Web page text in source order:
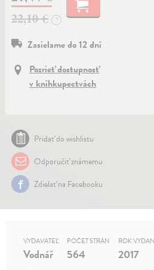
22,10 €
?
Zasielame do 12 dní
Pozrieť dostupnosť
v kníhkupectvách
Pridať do wishlistu
Odporučiť známemu
Zdielať na Facebooku
VYDAVATEĽ
Vodnář
POČET STRÁN
564
ROK
2017